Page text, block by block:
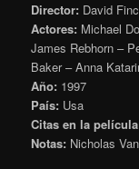
Director: David
Actores: Michael
James Rebhorn –
Baker – Anna
Año: 1997
País: Usa
Citas en la
Notas: Nicholas